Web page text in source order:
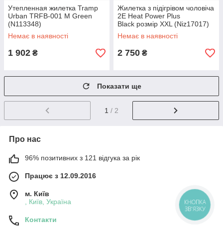
Утепленная жилетка Tramp
Urban TRFB-001 M Green
(N113348)
Немає в наявності
1 902 ₴
Жилетка з підігрівом чоловіча
2E Heat Power Plus
Black розмір XXL (Niz17017)
Немає в наявності
2 750 ₴
Показати ще
1 / 2
Про нас
96% позитивних з 121 відгука за рік
Працює з 12.09.2016
м. Київ
, Київ, Україна
Контакти
КНОПКА
ЗВ'ЯЗКУ